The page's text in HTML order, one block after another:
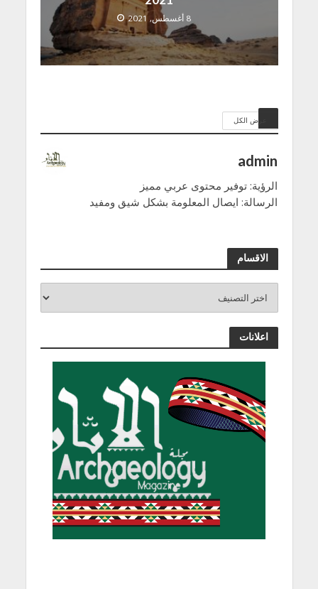
8 أغسطس, 2021
عرض الكل
admin
الرؤية: توفير محتوى عربي مميز
الرسالة: ايصال المعلومة بشكل شيق ومفيد
الاقسام
اعلانات